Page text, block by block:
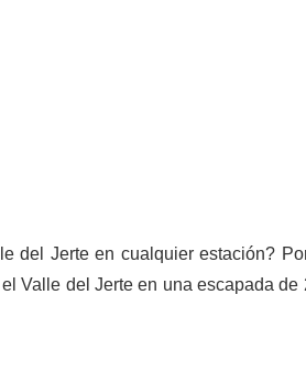
del Jerte en cualquier estación?
Valle del Jerte en una escapada de